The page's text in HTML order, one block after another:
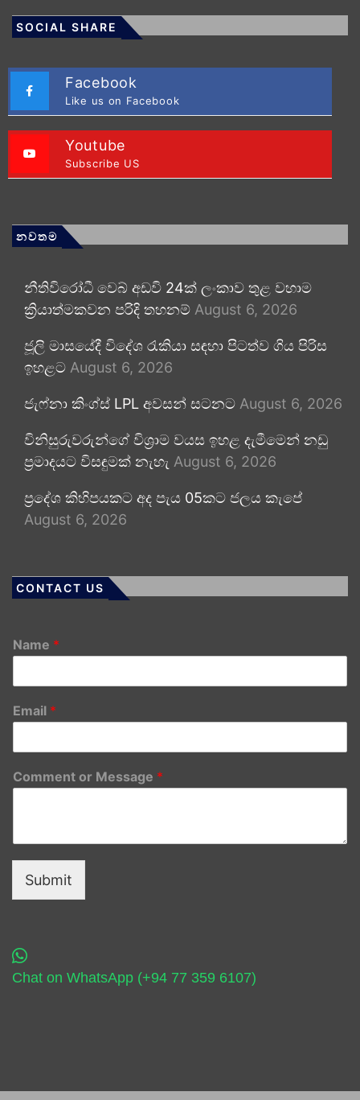
SOCIAL SHARE
Facebook
Like us on Facebook
Youtube
Subscribe US
නවතම
නීතිවිරෝධී වෙබ් අඩවි 24ක් ලංකාව තුළ වහාම
ක්‍රියාත්මකවන පරිදි තහනම් August 6, 2026
ජූලි මාසයේදී විදේශ රැකියා සඳහා පිටත්ව ගිය පිරිස
ඉහළට August 6, 2026
ජැෆ්නා කිංග්ස් LPL අවසන් සටනට August 6, 2026
විනිසුරුවරුන්ගේ විශ්‍රාම වයස ඉහළ දැමීමෙන් නඩු
ප්‍රමාදයට විසඳුමක් නැහැ August 6, 2026
ප්‍රදේශ කිහිපයකට අද පැය 05කට ජලය කැපේ
August 6, 2026
CONTACT US
Name *
Email *
Comment or Message *
Submit
Chat on WhatsApp (+94 77 359 6107)